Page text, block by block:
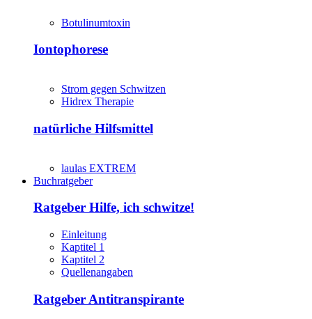
Botulinumtoxin
Iontophorese
Strom gegen Schwitzen
Hidrex Therapie
natürliche Hilfsmittel
laulas EXTREM
Buchratgeber
Ratgeber Hilfe, ich schwitze!
Einleitung
Kaptitel 1
Kaptitel 2
Quellenangaben
Ratgeber Antitranspirante